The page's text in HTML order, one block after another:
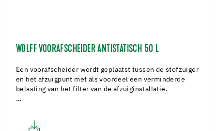
WOLFF VOORAFSCHEIDER ANTISTATISCH 50 L
Een voorafscheider wordt geplaatst tussen de stofzuiger
en het afzuigpunt met als voordeel een verminderde
belasting van het filter van de afzuiginstallatie.
…